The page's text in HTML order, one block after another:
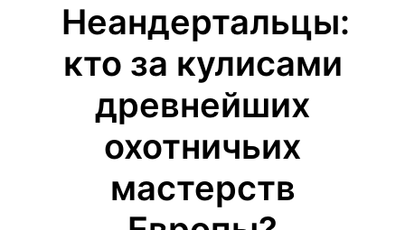
Неандертальцы:
кто за кулисами
древнейших
охотничьих
мастерств